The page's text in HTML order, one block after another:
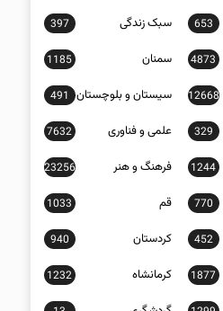
653 سبک زندگی 397
4873 سمنان 1185
12668 سیستان و بلوچستان 491
329 علمی و فناوری 7632
1244 فرهنگ و هنر 23256
770 قم 1033
452 کردستان 940
1877 کرمانشاه 1232